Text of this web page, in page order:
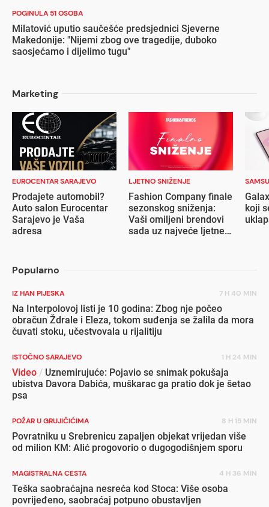
POGINULA 51 OSOBA
Milatović uputio saučešće predsjednici Sjeverne
Makedonije: "Nijemi zbog ove tragedije, duboko
saosjećamo i dijelimo tugu"
Marketing
EUROCENTAR SARAJEVO
Prodajete automobil?
Auto salon Eurocentar
Sarajevo je Vaša
adresa
LJETNO SNIŽENJE
Fashion Company finale
sezonskog sniženja:
Vaši omiljeni brendovi
sada uz najveće ljetne
koji
Popularno
IZ HAN PIJESKA 7 H 40 MIN
Na Interpolovoj listi je 10 godina: Zbog nje počeo
obračun Ždrale i Eleza, tokom suđenja se žalila da mora
čuvati stoku, učestvovala u rijalitiju
ISTOČNO SARAJEVO 1 H 24 MIN
Video / Uznemirujuće: Pojavio se snimak pokušaja
ubistva Davora Dabića, muškarac ga pratio dok je šetao
psa
POŽAR U GRUJIČIĆIMA 8 H 15 MIN
Povratniku u Srebrenicu zapaljen objekat vrijedan više
od milion KM: Alić progovorio o dugogodišnjem sporu
MAGISTRALNA CESTA 4 H 36 MIN
Teška saobraćajna nesreća kod Stoca: Više osoba
povrijeđeno, saobraćaj potpuno obustavljen